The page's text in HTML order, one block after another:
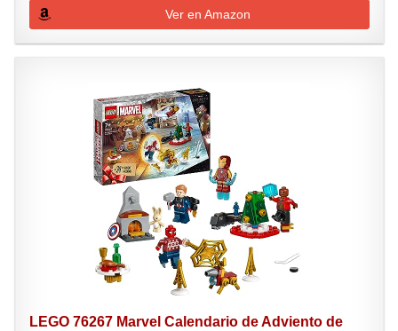
Ver en Amazon
LEGO 76267 Marvel Calendario de Adviento de